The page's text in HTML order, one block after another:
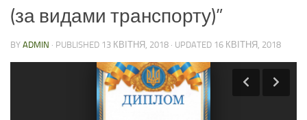
(за видами транспорту)”
BY ADMIN · PUBLISHED 13 КВІТНЯ, 2018 · UPDATED 16 КВІТНЯ, 2018